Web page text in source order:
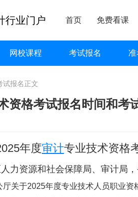
行业门户 首页 免费看课
网校课程 考试报名 准
试报名正文
资格考试报名时间和考
年度审计专业技术资格
力资源和社会保障局、审计局
关于2025年度专业技术人员职业